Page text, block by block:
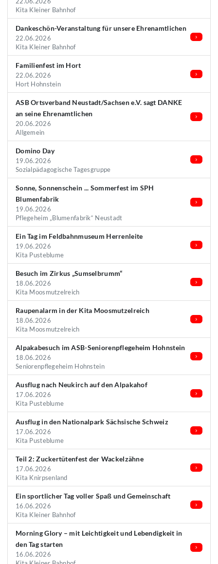
Kita Kleiner Bahnhof
Dankeschön-Veranstaltung für unsere Ehrenamtlichen
22.06.2026
Kita Kleiner Bahnhof
Familienfest im Hort
22.06.2026
Hort Hohnstein
ASB Ortsverband Neustadt/Sachsen e.V. sagt DANKE
an seine Ehrenamtlichen
20.06.2026
Allgemein
Domino Day
19.06.2026
Sozialpädagogische Tagesgruppe
Sonne, Sonnenschein ... Sommerfest im SPH
Blumenfabrik
19.06.2026
Pflegeheim „Blumenfabrik“ Neustadt
Ein Tag im Feldbahnmuseum Herrenleite
19.06.2026
Kita Pusteblume
Besuch im Zirkus „Sumselbrumm“
18.06.2026
Kita Moosmutzelreich
Raupenalarm in der Kita Moosmutzelreich
18.06.2026
Kita Moosmutzelreich
Alpakabesuch im ASB-Seniorenpflegeheim Hohnstein
18.06.2026
Seniorenpflegeheim Hohnstein
Ausflug nach Neukirch auf den Alpakahof
17.06.2026
Kita Pusteblume
Ausflug in den Nationalpark Sächsische Schweiz
17.06.2026
Kita Pusteblume
Teil 2: Zuckertütenfest der Wackelzähne
17.06.2026
Kita Knirpsenland
Ein sportlicher Tag voller Spaß und Gemeinschaft
16.06.2026
Kita Kleiner Bahnhof
Morning Glory – mit Leichtigkeit und Lebendigkeit in
den Tag starten
16.06.2026